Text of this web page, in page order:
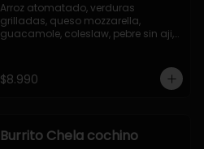
Arroz atomatado, verduras
grilladas, queso mozzarella,
guacamole, coleslaw, pebre sin aji,
$8.990
Burrito Chela cochino